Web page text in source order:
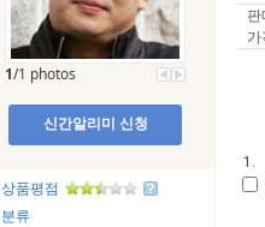
1/1 photos
신간알리미 신청
상품평점
분류
1.